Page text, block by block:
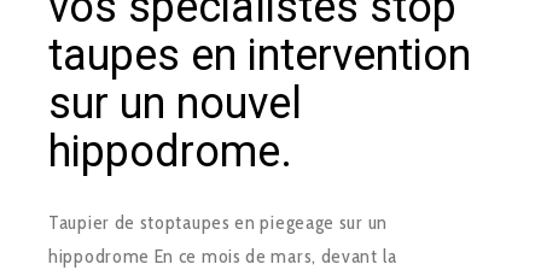
taupes en intervention
sur un nouvel
hippodrome.
Taupier de stoptaupes en piegeage sur un
hippodrome En ce mois de mars, devant la